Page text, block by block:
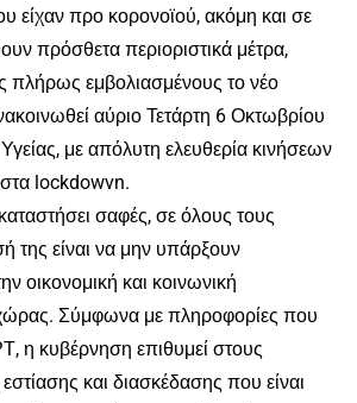
είχαν προ κορονοϊού, ακόμη και σε
πρόσθετα περιοριστικά μέτρα,
πλήρως εμβολιασμένους το νέο
αύριο Τετάρτη 6 Οκτωβρίου
με απόλυτη ελευθερία κινήσεων
στα lockdowvn.
σαφές, σε όλους τους
της είναι να μην υπάρξουν
οικονομική και κοινωνική
χώρας. Σύμφωνα με πληροφορίες που
η κυβέρνηση επιθυμεί στους
και διασκέδασης που είναι